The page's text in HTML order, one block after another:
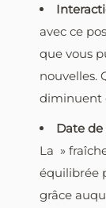
avec ce
que vous
nouvelles.
diminuent
Date
La »
équilibrée
grâce